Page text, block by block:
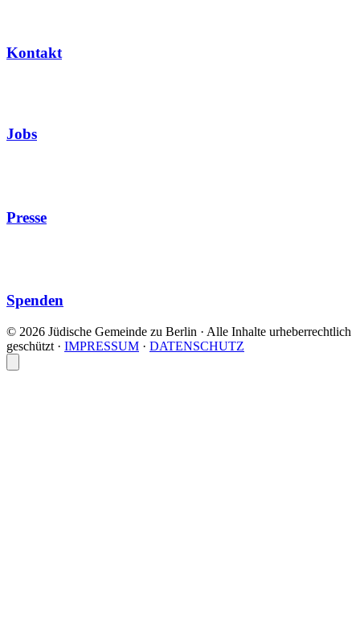
Kontakt
Jobs
Presse
Spenden
© 2026 Jüdische Gemeinde zu Berlin · Alle Inhalte urheberrechtlich
geschützt · IMPRESSUM · DATENSCHUTZ